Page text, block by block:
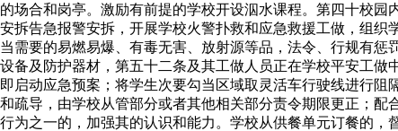
场合和岗亭。激励有前提的学校开设泅水课程。第四十校
拆告急报警安拆，开展学校火警扑救和应急救援工做，组织
需要的易燃易爆、有毒无害、放射源等品，法令、行规有惩
备及防护器材，第五十二条及其工做人员正在学校平安工做
启动应急预案；将学生次要勾当区域取灵活车行驶线进行
疏导，由学校从管部分或者其他相关部分责令期限更正；配
为之一的，加强其的认识和能力。学校从供餐单元订餐的